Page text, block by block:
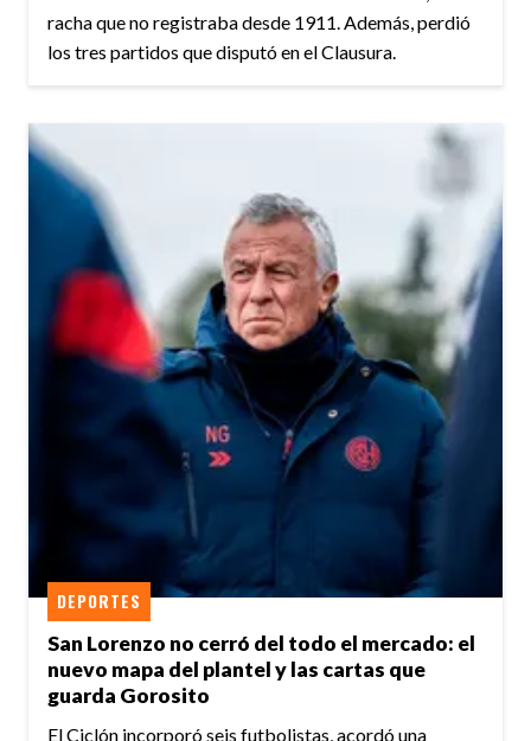
racha que no registraba desde 1911. Además, perdió
los tres partidos que disputó en el Clausura.
San Lorenzo no cerró del todo el mercado: el
nuevo mapa del plantel y las cartas que
guarda Gorosito
DEPORTES
El Ciclón incorporó seis futbolistas, acordó una